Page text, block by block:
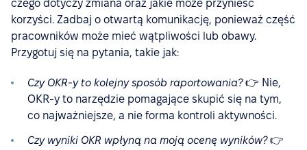
czego dotyczy zmiana oraz jakie może przynieść
korzyści. Zadbaj o otwartą komunikację, ponieważ część
pracowników może mieć wątpliwości lub obawy.
Przygotuj się na pytania, takie jak:
Czy OKR-y to kolejny sposób raportowania?👉 Nie,
OKR-y to narzędzie pomagające skupić się na tym,
co najważniejsze, a nie forma kontroli aktywności.
Czy wyniki OKR wpłyną na moją ocenę wyników?👉